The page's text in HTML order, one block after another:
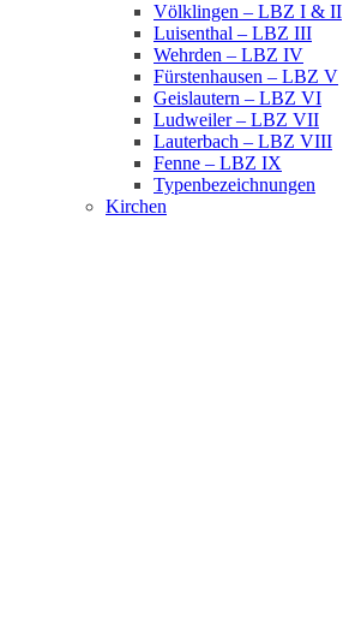
Völklingen – LBZ I & II
Luisenthal – LBZ III
Wehrden – LBZ IV
Fürstenhausen – LBZ V
Geislautern – LBZ VI
Ludweiler – LBZ VII
Lauterbach – LBZ VIII
Fenne – LBZ IX
Typenbezeichnungen
Kirchen